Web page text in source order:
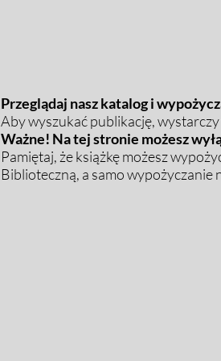
Przeglądaj nasz katalog i
Aby wyszukać publikację,
Ważne! Na tej stronie możesz
Pamiętaj, że książkę możesz
Biblioteczną, a samo wypożyczanie